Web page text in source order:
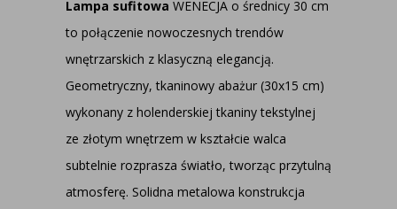
Lampa sufitowa WENECJA o średnicy 30 cm
to połączenie nowoczesnych trendów
wnętrzarskich z klasyczną elegancją.
Geometryczny, tkaninowy abażur (30x15 cm)
wykonany z holenderskiej tkaniny tekstylnej
ze złotym wnętrzem w kształcie walca
subtelnie rozprasza światło, tworząc przytulną
atmosferę. Solidna metalowa konstrukcja